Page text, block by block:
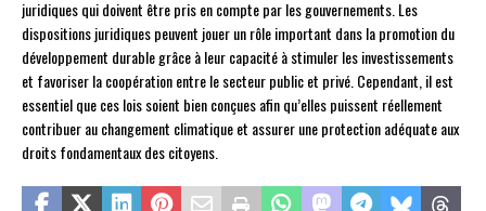
juridiques qui doivent être pris en compte par les gouvernements. Les
dispositions juridiques peuvent jouer un rôle important dans la promotion du
développement durable grâce à leur capacité à stimuler les investissements
et favoriser la coopération entre le secteur public et privé. Cependant, il est
essentiel que ces lois soient bien conçues afin qu’elles puissent réellement
contribuer au changement climatique et assurer une protection adéquate aux
droits fondamentaux des citoyens.